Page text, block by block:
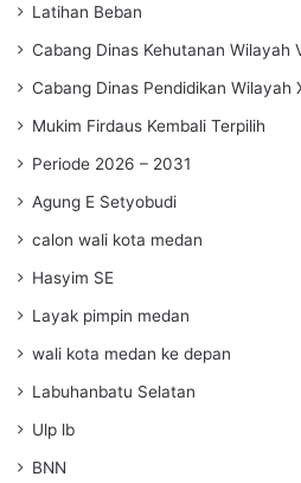
Latihan Beban
Cabang Dinas Kehutanan Wilayah
Cabang Dinas Pendidikan Wilayah
Mukim Firdaus Kembali Terpilih
Periode 2026 – 2031
Agung E Setyobudi
calon wali kota medan
Hasyim SE
Layak pimpin medan
wali kota medan ke depan
Labuhanbatu Selatan
Ulp lb
BNN